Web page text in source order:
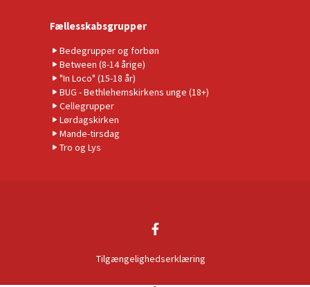
Fællesskabsgrupper
Bedegrupper og forbøn
Between (8-14 årige)
"In Loco" (15-18 år)
BUG - Bethlehemskirkens unge (18+)
Cellegrupper
Lørdagskirken
Mande-tirsdag
Tro og Lys
Tilgængelighedserklæring